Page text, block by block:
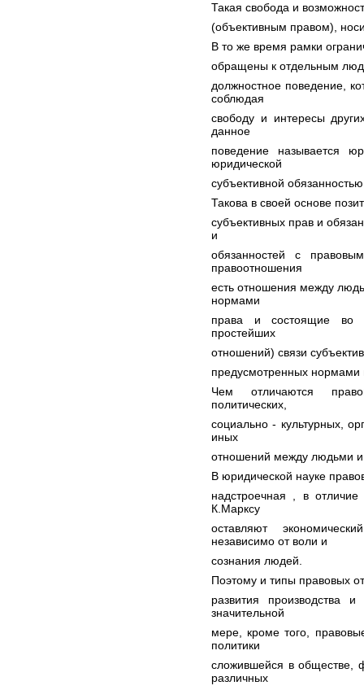
Такая свобода и
(объективным правом),
В то же время рамки
обращены к отдельным
должностное поведение,
соблюдая
свободу и интересы
данное
поведение называется
юридической
субъективной
Такова в своей основе
субъективных прав и
и
обязанностей с
правоотношения
есть отношения между
нормами
права и состоящие во
простейших
отношений) связи
предусмотренных нормами
Чем отличаются
политических,
социально - культурных,
иных
отношений между людьми
В юридической науке
надстроечная , в отличие
К.Марксу
оставляют
независимо от воли и
сознания людей.
Поэтому и типы правовых
развития производства
значительной
мере, кроме того,
политики
сложившейся в обществе,
различных